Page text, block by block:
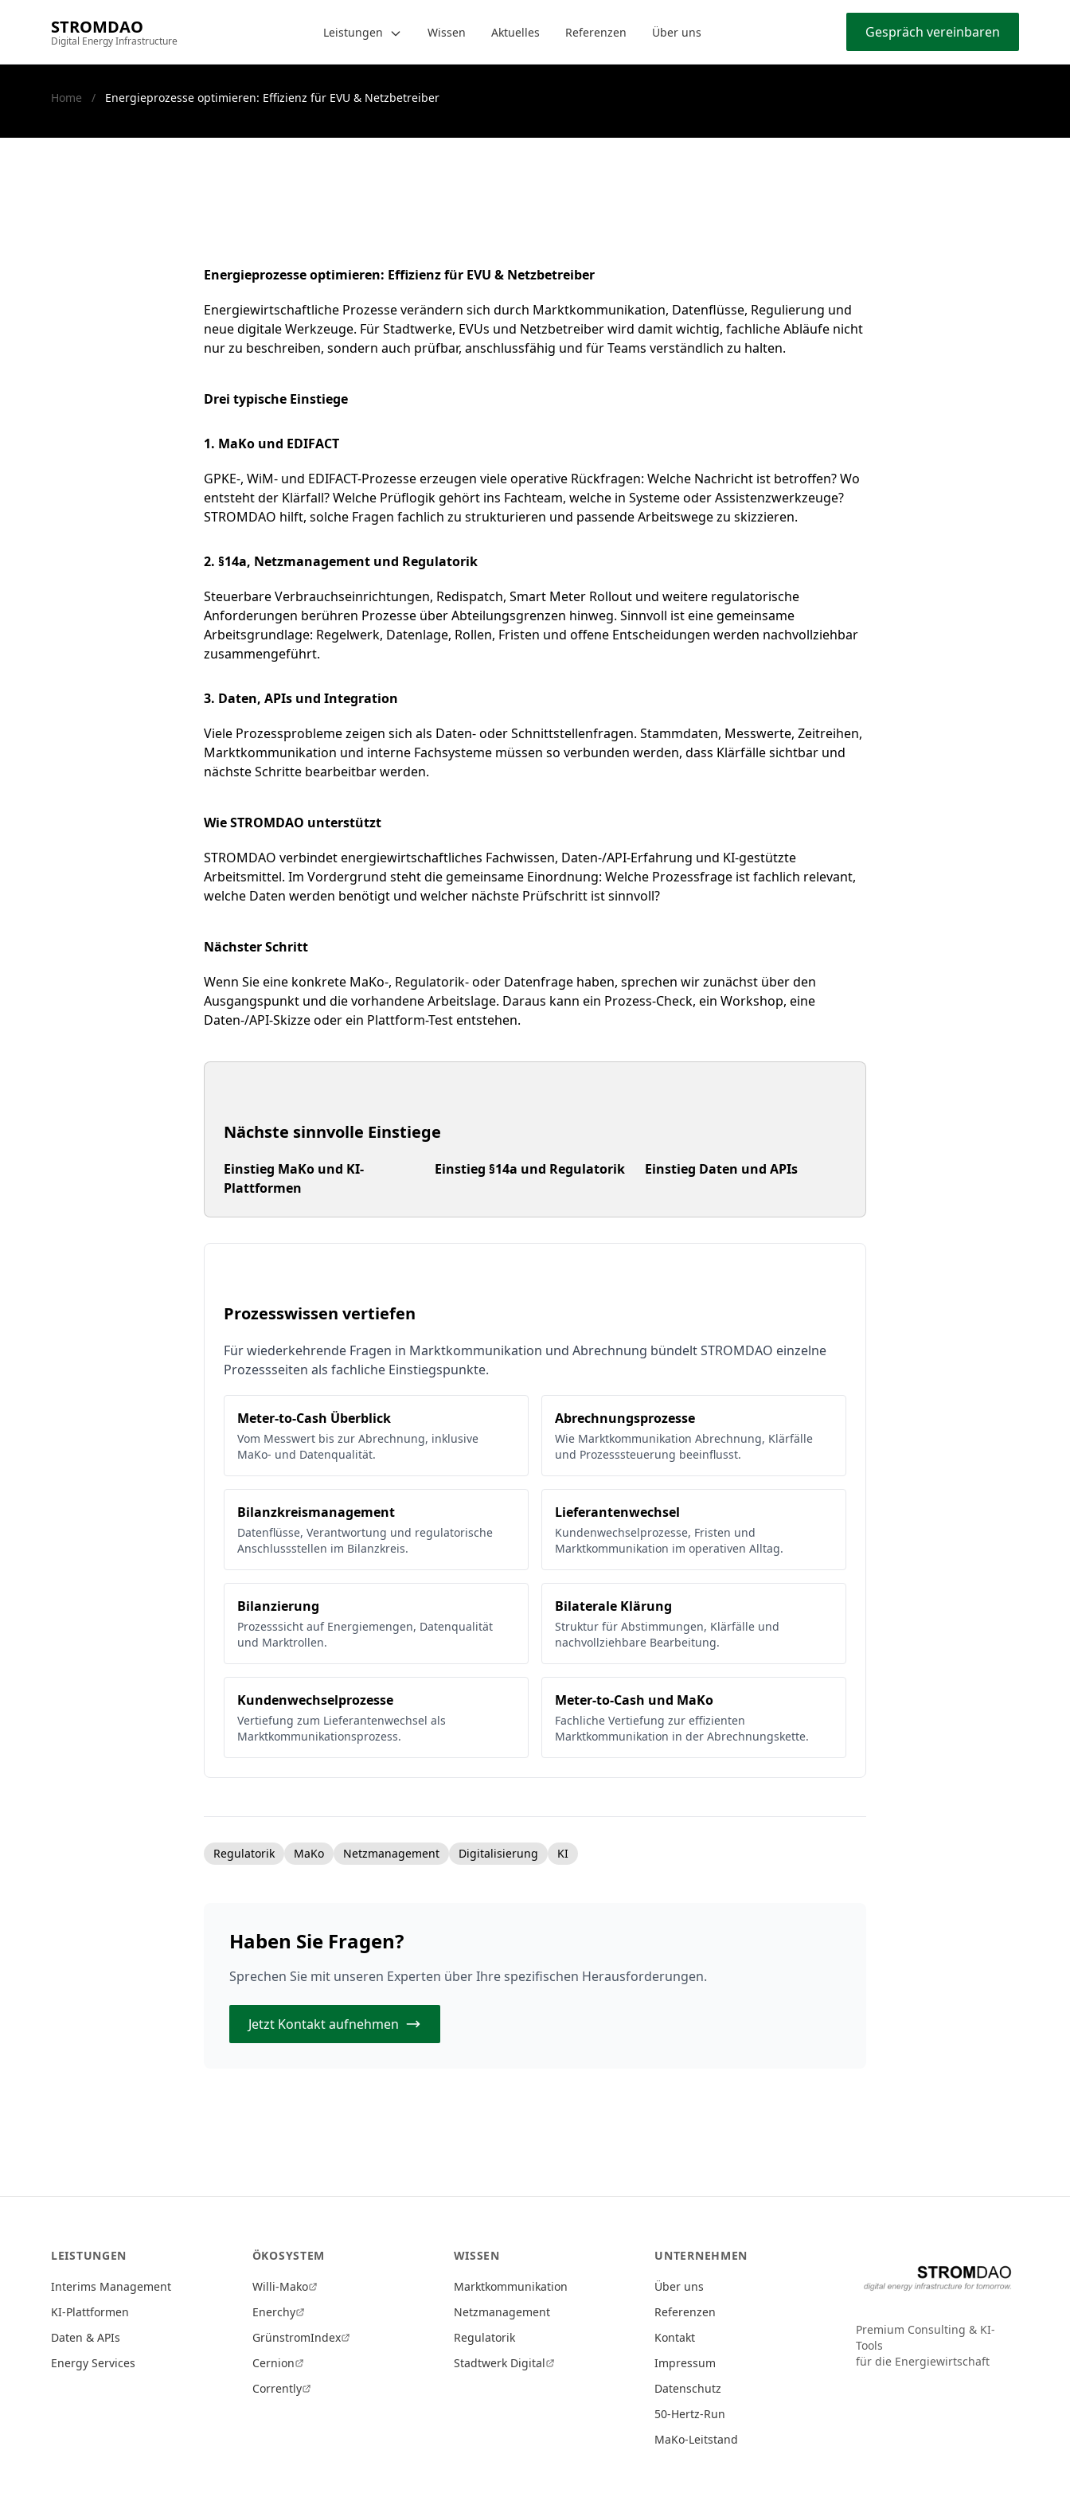
STROMDAO
Digital Energy Infrastructure
Leistungen Wissen Aktuelles Referenzen Über uns Gespräch vereinbaren
Home / Energieprozesse optimieren: Effizienz für EVU & Netzbetreiber
Energieprozesse optimieren: Effizienz für EVU & Netzbetreiber
Energiewirtschaftliche Prozesse verändern sich durch Marktkommunikation, Datenflüsse, Regulierung und
neue digitale Werkzeuge. Für Stadtwerke, EVUs und Netzbetreiber wird damit wichtig, fachliche Abläufe nicht
nur zu beschreiben, sondern auch prüfbar, anschlussfähig und für Teams verständlich zu halten.
Drei typische Einstiege
1. MaKo und EDIFACT
GPKE-, WiM- und EDIFACT-Prozesse erzeugen viele operative Rückfragen: Welche Nachricht ist betroffen? Wo
entsteht der Klärfall? Welche Prüflogik gehört ins Fachteam, welche in Systeme oder Assistenzwerkzeuge?
STROMDAO hilft, solche Fragen fachlich zu strukturieren und passende Arbeitswege zu skizzieren.
2. §14a, Netzmanagement und Regulatorik
Steuerbare Verbrauchseinrichtungen, Redispatch, Smart Meter Rollout und weitere regulatorische
Anforderungen berühren Prozesse über Abteilungsgrenzen hinweg. Sinnvoll ist eine gemeinsame
Arbeitsgrundlage: Regelwerk, Datenlage, Rollen, Fristen und offene Entscheidungen werden nachvollziehbar
zusammengeführt.
3. Daten, APIs und Integration
Viele Prozessprobleme zeigen sich als Daten- oder Schnittstellenfragen. Stammdaten, Messwerte, Zeitreihen,
Marktkommunikation und interne Fachsysteme müssen so verbunden werden, dass Klärfälle sichtbar und
nächste Schritte bearbeitbar werden.
Wie STROMDAO unterstützt
STROMDAO verbindet energiewirtschaftliches Fachwissen, Daten-/API-Erfahrung und KI-gestützte
Arbeitsmittel. Im Vordergrund steht die gemeinsame Einordnung: Welche Prozessfrage ist fachlich relevant,
welche Daten werden benötigt und welcher nächste Prüfschritt ist sinnvoll?
Nächster Schritt
Wenn Sie eine konkrete MaKo-, Regulatorik- oder Datenfrage haben, sprechen wir zunächst über den
Ausgangspunkt und die vorhandene Arbeitslage. Daraus kann ein Prozess-Check, ein Workshop, eine
Daten-/API-Skizze oder ein Plattform-Test entstehen.
Nächste sinnvolle Einstiege
Einstieg MaKo und KI-
Plattformen
Einstieg §14a und Regulatorik Einstieg Daten und APIs
Prozesswissen vertiefen
Für wiederkehrende Fragen in Marktkommunikation und Abrechnung bündelt STROMDAO einzelne
Prozessseiten als fachliche Einstiegspunkte.
Meter-to-Cash Überblick
Vom Messwert bis zur Abrechnung, inklusive
MaKo- und Datenqualität.
Abrechnungsprozesse
Wie Marktkommunikation Abrechnung, Klärfälle
und Prozesssteuerung beeinflusst.
Bilanzkreismanagement
Datenflüsse, Verantwortung und regulatorische
Anschlussstellen im Bilanzkreis.
Lieferantenwechsel
Kundenwechselprozesse, Fristen und
Marktkommunikation im operativen Alltag.
Bilanzierung
Prozesssicht auf Energiemengen, Datenqualität
und Marktrollen.
Bilaterale Klärung
Struktur für Abstimmungen, Klärfälle und
nachvollziehbare Bearbeitung.
Kundenwechselprozesse
Vertiefung zum Lieferantenwechsel als
Marktkommunikationsprozess.
Meter-to-Cash und MaKo
Fachliche Vertiefung zur effizienten
Marktkommunikation in der Abrechnungskette.
Regulatorik MaKo Netzmanagement Digitalisierung KI
Haben Sie Fragen?
Sprechen Sie mit unseren Experten über Ihre spezifischen Herausforderungen.
Jetzt Kontakt aufnehmen
LEISTUNGEN
Interims Management
KI-Plattformen
Daten & APIs
Energy Services
ÖKOSYSTEM
Willi-Mako
Enerchy
GrünstromIndex
Cernion
Corrently
WISSEN
Marktkommunikation
Netzmanagement
Regulatorik
Stadtwerk Digital
UNTERNEHMEN
Über uns
Referenzen
Kontakt
Impressum
Datenschutz
50-Hertz-Run
MaKo-Leitstand
Premium Consulting & KI-
Tools
für die Energiewirtschaft